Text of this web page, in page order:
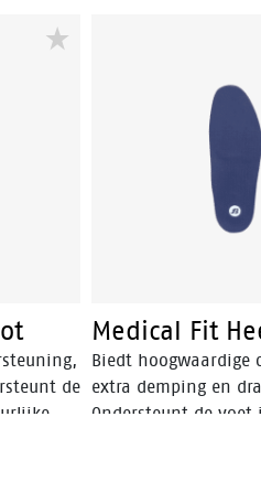
de
Medical Fit
Biedt hoogwaardige
extra demping en
Ondersteunt de